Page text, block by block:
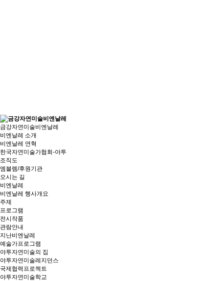
금강자연미술비엔날레
비엔날레 소개
비엔날레 연혁
한국자연미술가협회-야투
조직도
엠블렘/후원기관
오시는 길
비엔날레
비엔날레 행사개요
주제
프로그램
전시작품
관람안내
지난비엔날레
예술가프로그램
야투자연미술의 집
야투자연미술레지던스
국제협력프로젝트
야투자연미술학교